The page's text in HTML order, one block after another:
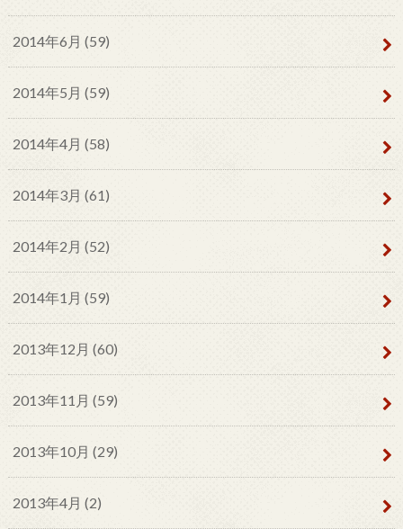
2014年6月 (59)
2014年5月 (59)
2014年4月 (58)
2014年3月 (61)
2014年2月 (52)
2014年1月 (59)
2013年12月 (60)
2013年11月 (59)
2013年10月 (29)
2013年4月 (2)